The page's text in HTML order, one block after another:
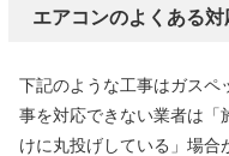
エアコンのよくある
下記のような工事はガスペ
事を対応できない業者は「
けに丸投げしている」場合